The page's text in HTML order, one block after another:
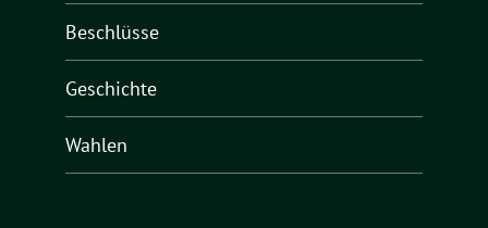
Beschlüsse
Geschichte
Wahlen